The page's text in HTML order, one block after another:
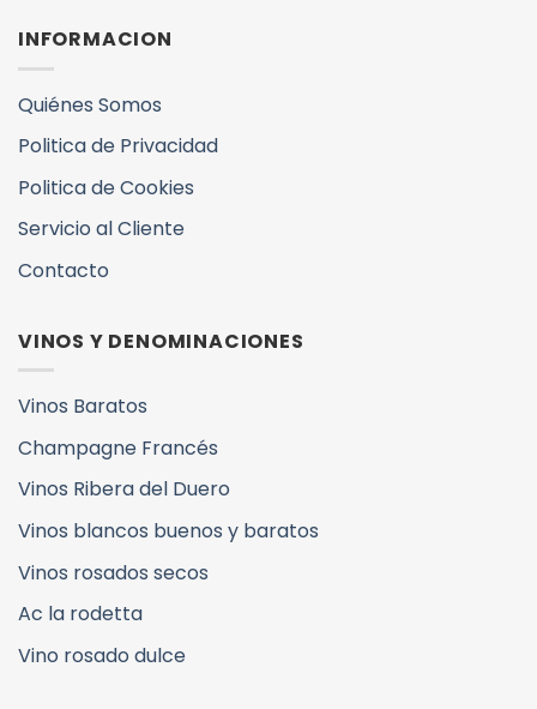
INFORMACION
Quiénes Somos
Politica de Privacidad
Politica de Cookies
Servicio al Cliente
Contacto
VINOS Y DENOMINACIONES
Vinos Baratos
Champagne Francés
Vinos Ribera del Duero
Vinos blancos buenos y baratos
Vinos rosados secos
Ac la rodetta
Vino rosado dulce